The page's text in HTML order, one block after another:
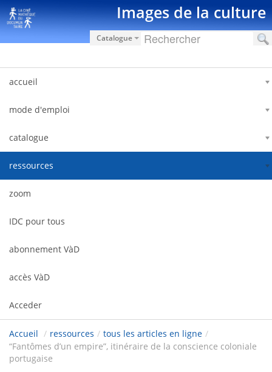
Saltar al contenido Images de la culture
Catalogue
accueil
mode d'emploi
catalogue
ressources
zoom
IDC pour tous
abonnement VàD
accès VàD
Acceder
Accueil / ressources / tous les articles en ligne /
“Fantômes d’un empire”, itinéraire de la conscience coloniale
portugaise